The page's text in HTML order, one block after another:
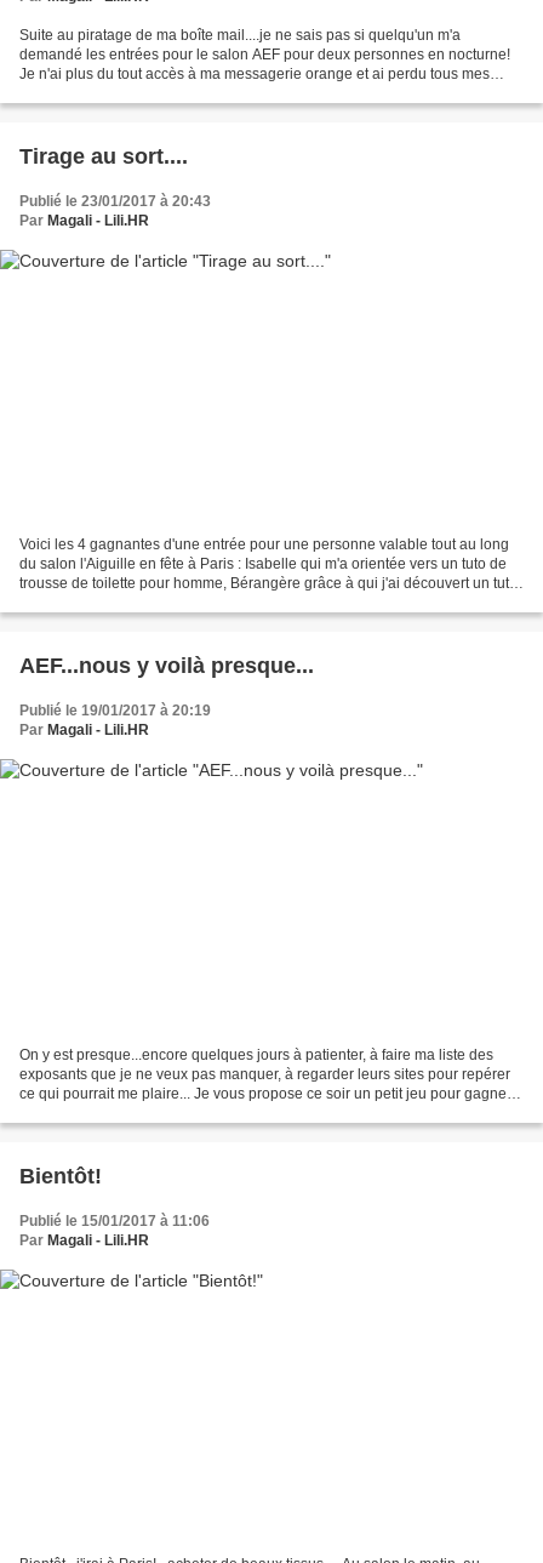
Suite au piratage de ma boîte mail....je ne sais pas si quelqu'un m'a
demandé les entrées pour le salon AEF pour deux personnes en nocturne!
Je n'ai plus du tout accès à ma messagerie orange et ai perdu tous mes
Tirage au sort....
Publié le 23/01/2017 à 20:43
Par Magali - Lili.HR
Voici les 4 gagnantes d'une entrée pour une personne valable tout au long
du salon l'Aiguille en fête à Paris : Isabelle qui m'a orientée vers un tuto de
trousse de toilette pour homme, Bérangère grâce à qui j'ai découvert un tuto
AEF...nous y voilà presque...
Publié le 19/01/2017 à 20:19
Par Magali - Lili.HR
On y est presque...encore quelques jours à patienter, à faire ma liste des
exposants que je ne veux pas manquer, à regarder leurs sites pour repérer
ce qui pourrait me plaire... Je vous propose ce soir un petit jeu pour gagner
Bientôt!
Publié le 15/01/2017 à 11:06
Par Magali - Lili.HR